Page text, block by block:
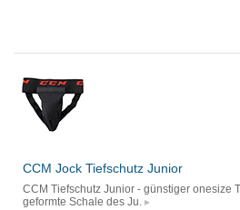
CCM Jock Tiefschutz Junior
CCM Tiefschutz Junior - günstiger onesize
geformte Schale des Ju.